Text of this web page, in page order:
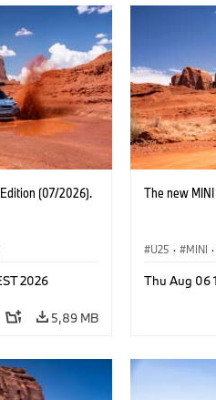
(07/2026).
2026
5,89 MB
The new
U25 · MINI ·
Thu Aug 06